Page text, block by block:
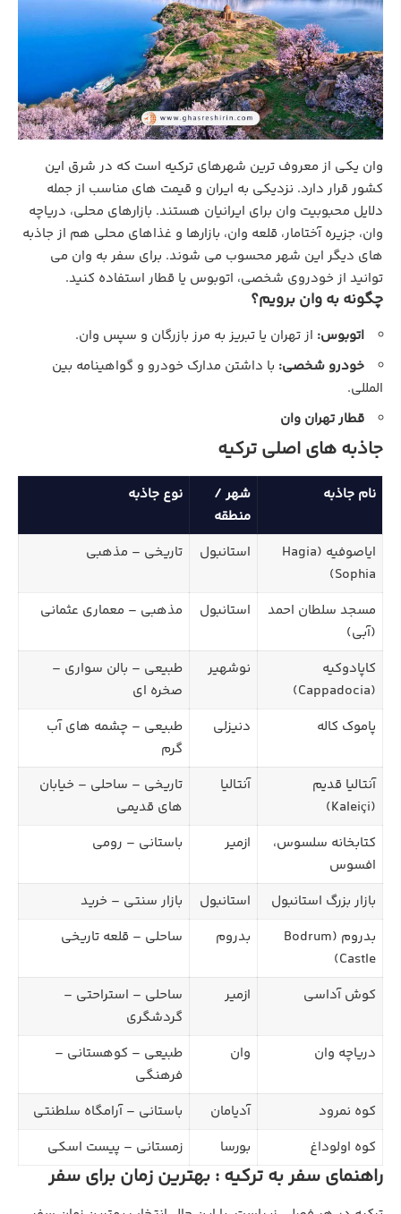
وان یکی از معروف ترین شهرهای ترکیه است که در شرق این
کشور قرار دارد. نزدیکی به ایران و قیمت های مناسب از جمله
دلایل محبوبیت وان برای ایرانیان هستند. بازارهای محلی، دریاچه
وان، جزیره آختامار، قلعه وان، بازارها و غذاهای محلی هم از جاذبه
های دیگر این شهر محسوب می شوند. برای سفر به وان می
توانید از خودروی شخصی، اتوبوس یا قطار استفاده کنید.
چگونه به وان برویم؟
اتوبوس: از تهران یا تبریز به مرز بازرگان و سپس وان.
خودرو شخصی: با داشتن مدارک خودرو و گواهینامه بین‌
المللی.
قطار تهران وان
جاذبه‌ های اصلی ترکیه
نام جاذبه
شهر /
منطقه
نوع جاذبه
ایاصوفیه (Hagia
Sophia)
استانبول تاریخی – مذهبی
مسجد سلطان احمد
(آبی)
استانبول مذهبی – معماری عثمانی
کاپادوکیه
(Cappadocia)
نوشهیر
طبیعی – بالن‌ سواری –
صخره‌ ای
پاموک‌ کاله
دنیزلی
طبیعی – چشمه‌ های آب
گرم
آنتالیا قدیم
(Kaleiçi)
آنتالیا
تاریخی – ساحلی – خیابان‌
های قدیمی
کتابخانه سلسوس،
افسوس
ازمیر باستانی – رومی
بازار بزرگ استانبول استانبول
بازار سنتی – خرید
بدروم (Bodrum
Castle)
بدروم ساحلی – قلعه تاریخی
کوش آداسی ازمیر
ساحلی – استراحتی –
گردشگری
دریاچه وان
وان
طبیعی – کوهستانی –
فرهنگی
کوه نمرود
آدیامان
باستانی – آرامگاه سلطنتی
کوه‌ اولوداغ
بورسا زمستانی – پیست اسکی
راهنمای سفر به ترکیه : بهترین زمان برای سفر